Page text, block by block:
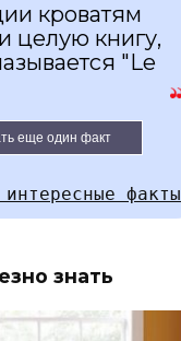
кроватям
целую книгу,
"Le
еще один факт
факты
знать